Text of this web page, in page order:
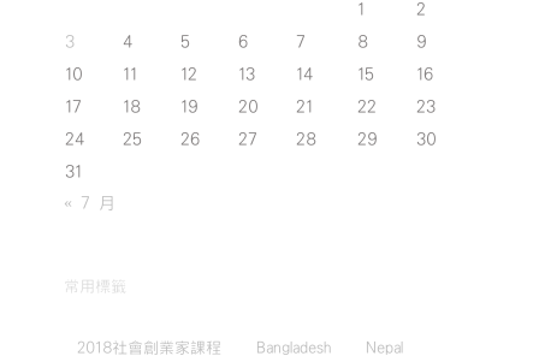
1
2
3
4 5 6 7 8
9
10
11 12 13 14 15
16
17
18 19 20 21 22
23
24
25 26 27 28 29
30
31
« 7 月
常用標籤
2018社會創業家課程 Bangladesh Nepal